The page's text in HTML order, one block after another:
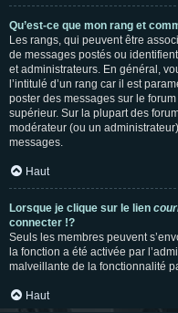
Qu’est-ce que mon rang et
Les rangs, qui peuvent être
de messages postés ou
et administrateurs. En général,
l’intitulé d’un rang car il est
poster des messages sur le
supérieur. Sur la plupart des
modérateur (ou un
messages.
Haut
Lorsque je clique sur le lien
connecter !?
Seuls les membres peuvent
la fonction a été activée par
malveillante de la fonctionnalité
Haut